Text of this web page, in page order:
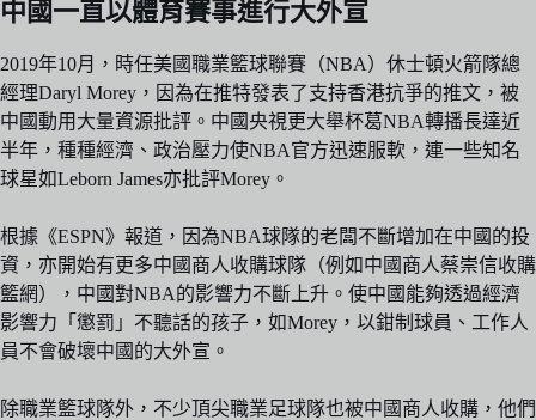
中國一直以體育賽事進行大外宣
2019年10月，時任美國職業籃球聯賽（NBA）休士頓火箭隊總
經理Daryl Morey，因為在推特發表了支持香港抗爭的推文，被
中國動用大量資源批評。中國央視更大舉杯葛NBA轉播長達近
半年，種種經濟、政治壓力使NBA官方迅速服軟，連一些知名
球星如Leborn James亦批評Morey。
根據《ESPN》報道，因為NBA球隊的老闆不斷增加在中國的投
資，亦開始有更多中國商人收購球隊（例如中國商人蔡崇信收購
籃網），中國對NBA的影響力不斷上升。使中國能夠透過經濟
影響力「懲罰」不聽話的孩子，如Morey，以鉗制球員、工作人
員不會破壞中國的大外宣。
除職業籃球隊外，不少頂尖職業足球隊也被中國商人收購，他們